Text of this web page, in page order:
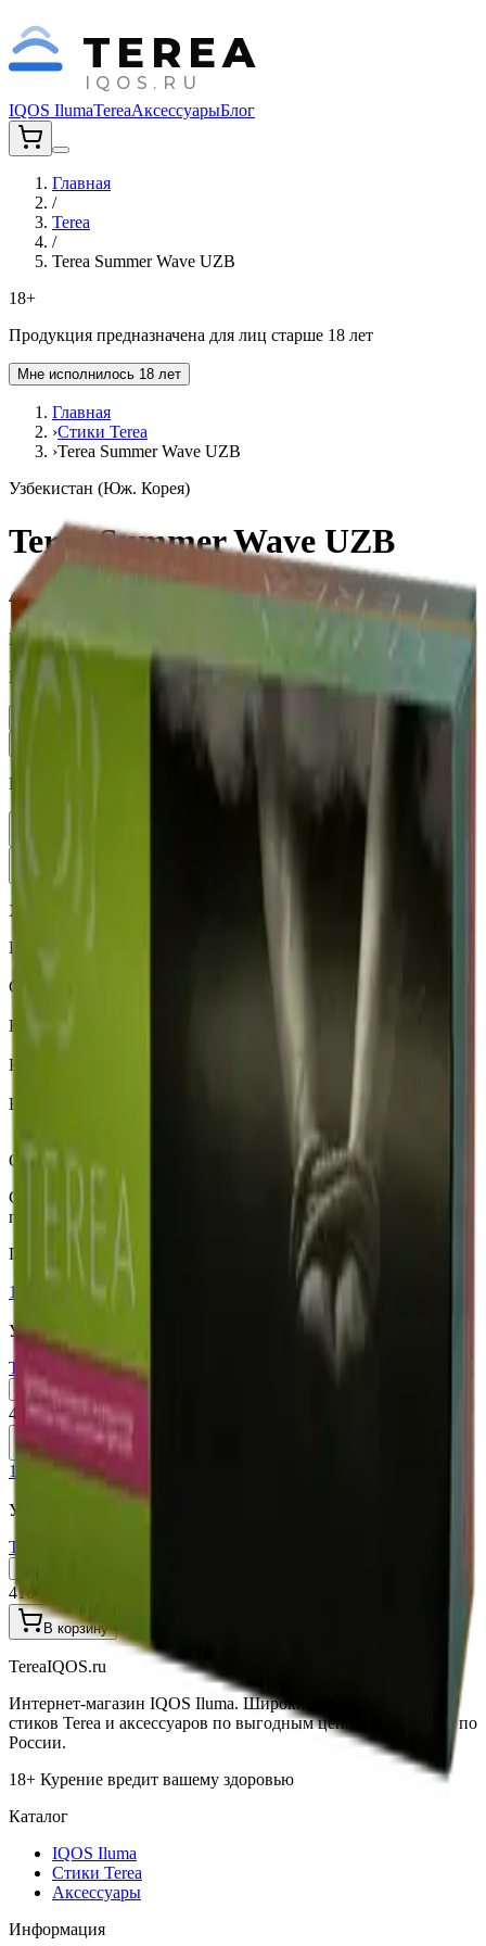
TEREA
IQOS.RU
IQOS IlumaTereaАксессуарыБлог
Главная
/
Terea
/
Terea Summer Wave UZB
18+
Продукция предназначена для лиц старше 18 лет
Мне исполнилось 18 лет
Главная
›Стики Terea
›Terea Summer Wave UZB
Узбекистан (Юж. Корея)
Terea Summer Wave UZB
4 000 ₽
Блок (10 пачек):
Вариант
Количество
Характеристики
Бренд
Страна
Крепость
Капсула
Вкусы
Описание
Стики Terea Summer wave (Узбекистан) со вкусом табака,
персика, цветочных ноток и ментола.
Похожие товары
18+ Мне исполнилось 18 лет
Узбекистан (Юж. Корея)
Terea Yellow UZB
Пачка
410 ₽
В корзину
18+ Мне исполнилось 18 лет
Узбекистан (Юж. Корея)
Terea Zing Wave UZB
410 ₽
В корзину
TereaIQOS.ru
Интернет-магазин IQOS Iluma. Широкий выбор устройств,
стиков Terea и аксессуаров по выгодным ценам с доставкой по
России.
18+ Курение вредит вашему здоровью
Каталог
IQOS Iluma
Стики Terea
Аксессуары
Информация